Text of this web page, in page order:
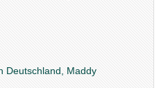
Deutschland, Maddy